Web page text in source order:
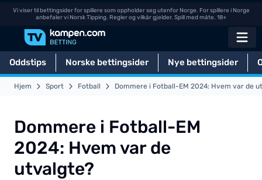
Vi viser til bettingsider for spillere som oppholder seg utenfor Norge. For spillere i Norge
anbefaler vi Norsk Tipping. Regler og vilkår gjelder. Spill med måte. 18+
Oddstips Norske bettingsider Nye bettingsider
Hjem Sport Fotball Dommere i Fotball-EM 2024: Hvem var de
Dommere i Fotball-EM
2024: Hvem var de
utvalgte?